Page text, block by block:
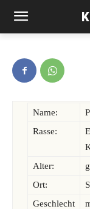
Pedro -
Name:
Rasse:
Alter:
Ort:
Geschlecht